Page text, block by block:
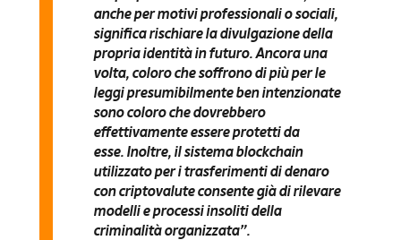
anche per motivi professionali o sociali,
significa rischiare la divulgazione della
propria identità in futuro. Ancora una
volta, coloro che soffrono di più per le
leggi presumibilmente ben intenzionate
sono coloro che dovrebbero
effettivamente essere protetti da
esse. Inoltre, il sistema blockchain
utilizzato per i trasferimenti di denaro
con criptovalute consente già di rilevare
modelli e processi insoliti della
criminalità organizzata”.